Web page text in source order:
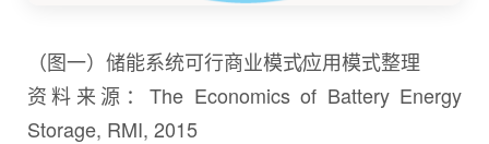
（图一）储能系统可行商业模式∕应用模式整理
资料来源：The Economics of Battery Energy
Storage, RMI, 2015